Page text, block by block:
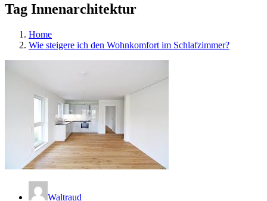
Tag Innenarchitektur
Home
Wie steigere ich den Wohnkomfort im Schlafzimmer?
Waltraud